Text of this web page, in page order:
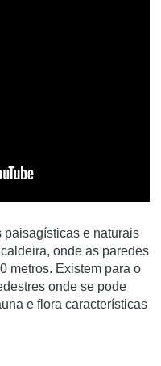
paisagísticas e naturais
onde as paredes
metros. Existem para o
onde se pode
e flora características